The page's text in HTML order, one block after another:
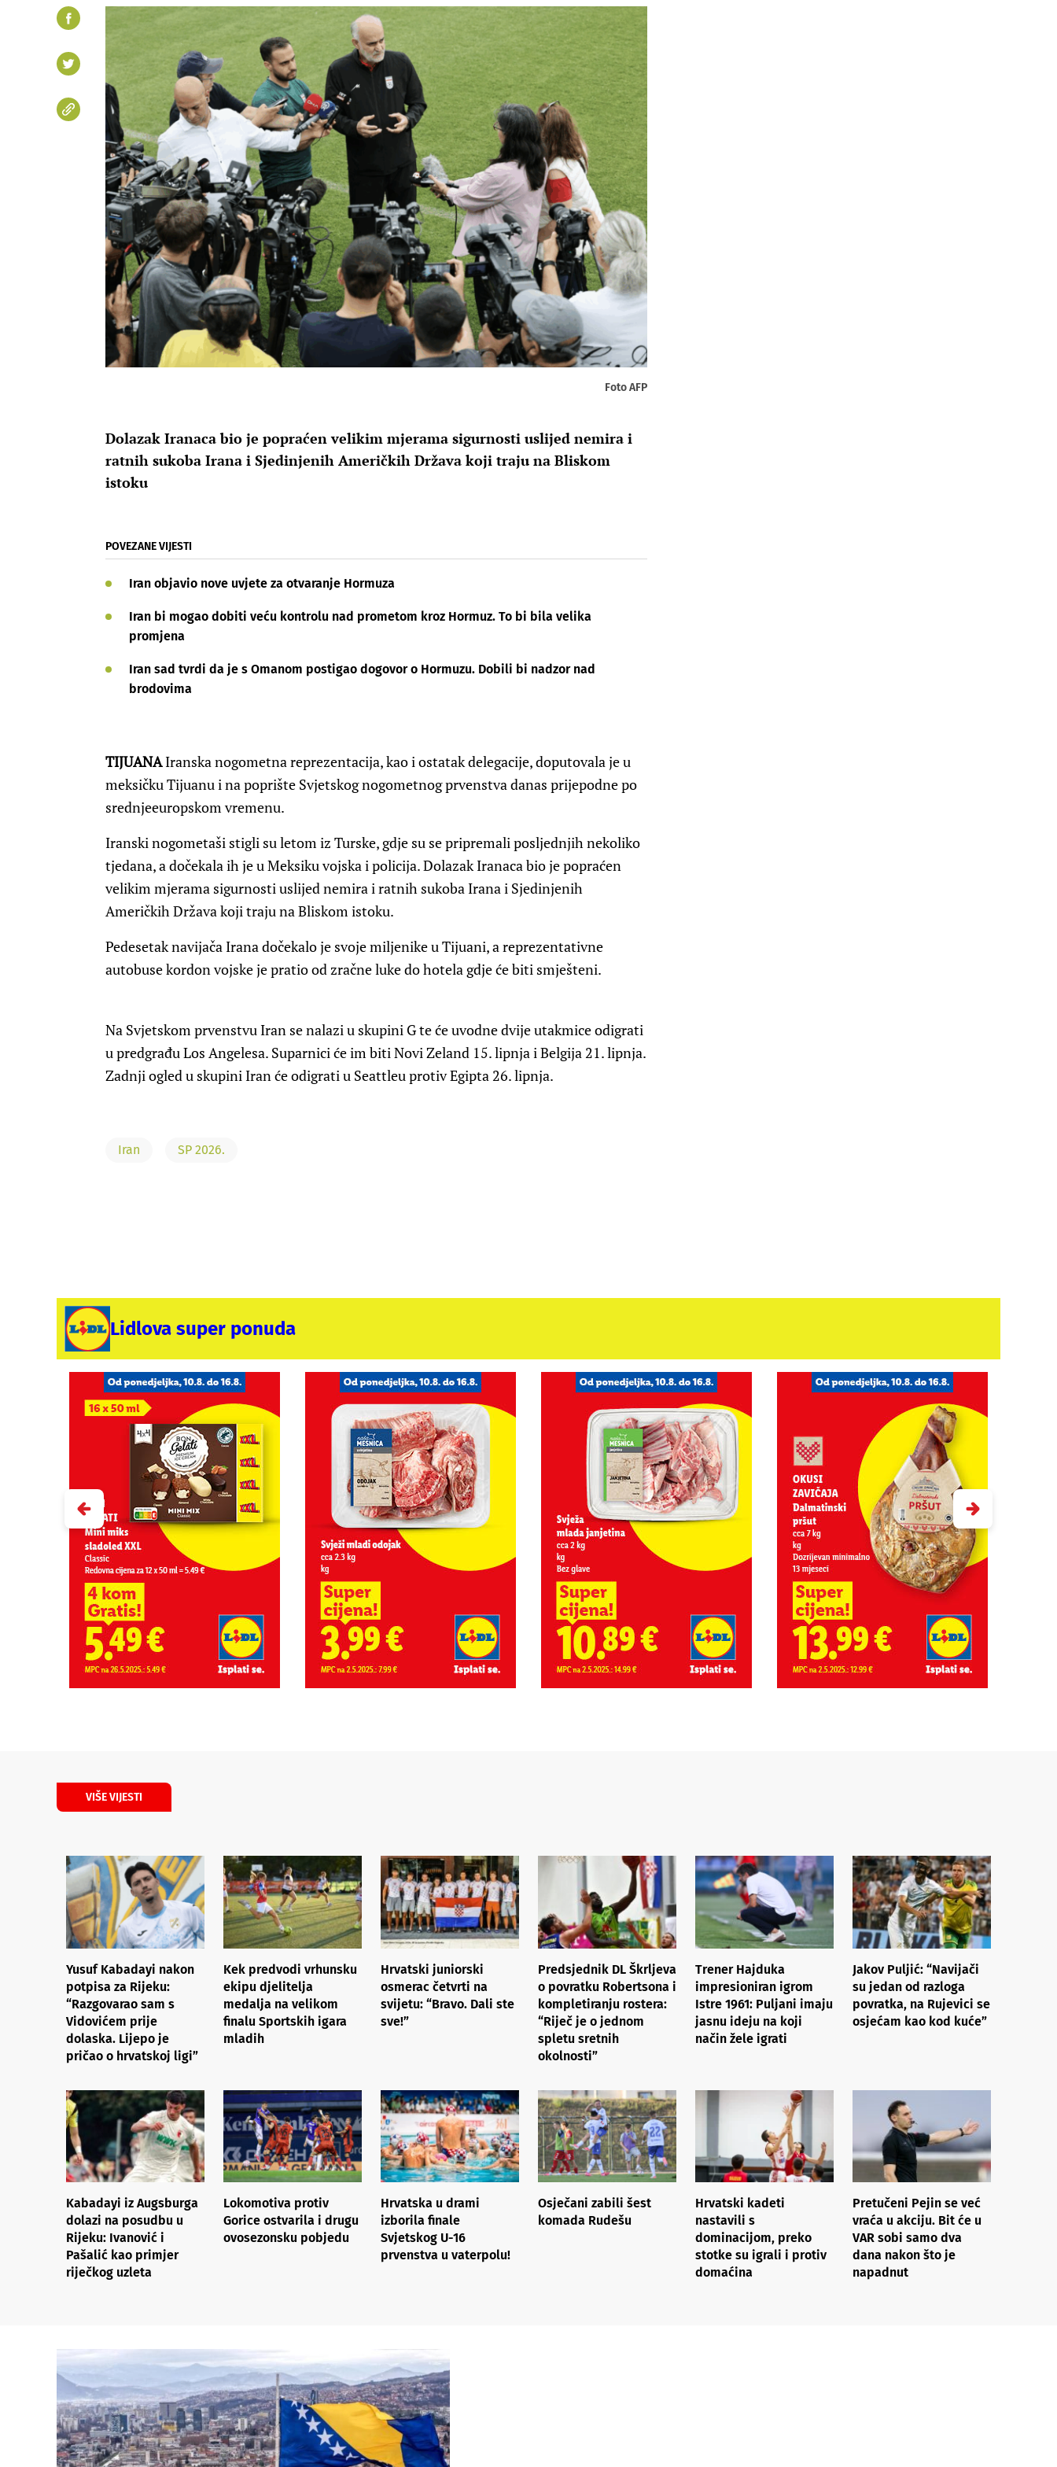
Foto AFP
Dolazak Iranaca bio je popraćen velikim mjerama sigurnosti uslijed nemira i
ratnih sukoba Irana i Sjedinjenih Američkih Država koji traju na Bliskom
istoku
POVEZANE VIJESTI
Iran objavio nove uvjete za otvaranje Hormuza
Iran bi mogao dobiti veću kontrolu nad prometom kroz Hormuz. To bi bila velika
promjena
Iran sad tvrdi da je s Omanom postigao dogovor o Hormuzu. Dobili bi nadzor nad
brodovima
TIJUANAIranska nogometna reprezentacija, kao i ostatak delegacije, doputovala je u
meksičku Tijuanu i na poprište Svjetskog nogometnog prvenstva danas prijepodne po
srednjeeuropskom vremenu.
Iranski nogometaši stigli su letom iz Turske, gdje su se pripremali posljednjih nekoliko
tjedana, a dočekala ih je u Meksiku vojska i policija. Dolazak Iranaca bio je popraćen
velikim mjerama sigurnosti uslijed nemira i ratnih sukoba Irana i Sjedinjenih
Američkih Država koji traju na Bliskom istoku.
Pedesetak navijača Irana dočekalo je svoje miljenike u Tijuani, a reprezentativne
autobuse kordon vojske je pratio od zračne luke do hotela gdje će biti smješteni.
Na Svjetskom prvenstvu Iran se nalazi u skupini G te će uvodne dvije utakmice odigrati
u predgrađu Los Angelesa. Suparnici će im biti Novi Zeland 15. lipnja i Belgija 21. lipnja.
Zadnji ogled u skupini Iran će odigrati u Seattleu protiv Egipta 26. lipnja.
Iran SP 2026.
Lidlova super ponuda
VIŠE VIJESTI
Yusuf Kabadayi nakon
potpisa za Rijeku:
“Razgovarao sam s
Vidovićem prije
dolaska. Lijepo je
pričao o hrvatskoj ligi”
Kek predvodi vrhunsku
ekipu djelitelja
medalja na velikom
finalu Sportskih igara
mladih
Hrvatski juniorski
osmerac četvrti na
svijetu: “Bravo. Dali ste
sve!”
Predsjednik DL Škrljeva
o povratku Robertsona i
kompletiranju rostera:
“Riječ je o jednom
spletu sretnih
okolnosti”
Trener Hajduka
impresioniran igrom
Istre 1961: Puljani imaju
jasnu ideju na koji
način žele igrati
Jakov Puljić: “Navijači
su jedan od razloga
povratka, na Rujevici se
osjećam kao kod kuće”
Kabadayi iz Augsburga
dolazi na posudbu u
Rijeku: Ivanović i
Pašalić kao primjer
riječkog uzleta
Lokomotiva protiv
Gorice ostvarila i drugu
ovosezonsku pobjedu
Hrvatska u drami
izborila finale
Svjetskog U-16
prvenstva u vaterpolu!
Osječani zabili šest
komada Rudešu
Hrvatski kadeti
nastavili s
dominacijom, preko
stotke su igrali i protiv
domaćina
Pretučeni Pejin se već
vraća u akciju. Bit će u
VAR sobi samo dva
dana nakon što je
napadnut